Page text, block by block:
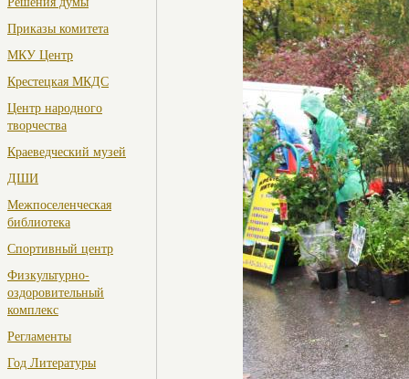
Приказы комитета
МКУ Центр
Крестецкая МКДС
Центр народного
творчества
Краеведческий музей
ДШИ
Межпоселенческая
библиотека
Спортивный центр
Физкультурно-
оздоровительный
комплекс
Регламенты
Год Литературы